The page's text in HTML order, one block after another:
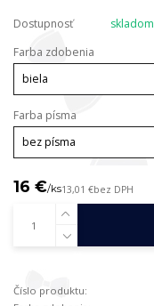
Dostupnosť
skladom
Farba zdobenia
Farba písma
16 €/ks13,01 €bez DPH
Číslo produktu: